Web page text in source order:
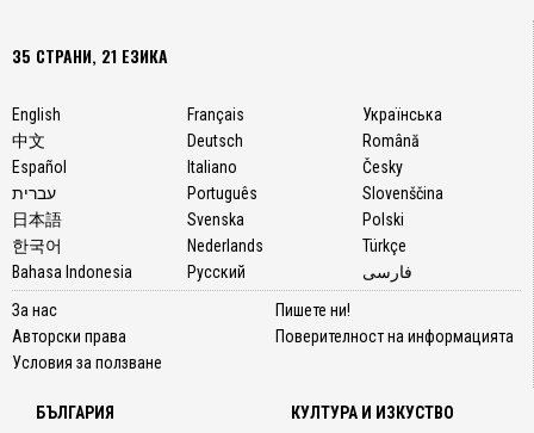
35 СТРАНИ, 21 ЕЗИКА
English
中文
Español
עברית
日本語
한국어
Bahasa Indonesia
Français
Deutsch
Italiano
Português
Svenska
Nederlands
Русский
Українська
Română
Česky
Slovenščina
Polski
Türkçe
فارسی
За нас
Авторски права
Условия за ползване
Пишете ни!
Поверителност на информацията
БЪЛГАРИЯ
КУЛТУРА И ИЗКУСТВО